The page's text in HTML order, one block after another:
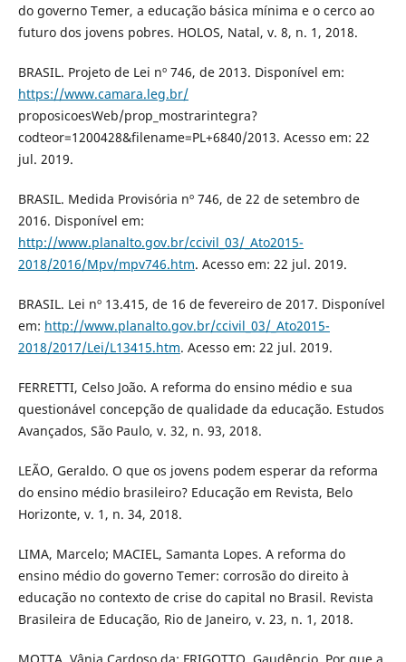
do governo Temer, a educação básica mínima e o cerco ao
futuro dos jovens pobres. HOLOS, Natal, v. 8, n. 1, 2018.
BRASIL. Projeto de Lei nº 746, de 2013. Disponível em:
https://www.camara.leg.br/
proposicoesWeb/prop_mostrarintegra?
codteor=1200428&filename=PL+6840/2013. Acesso em: 22
jul. 2019.
BRASIL. Medida Provisória nº 746, de 22 de setembro de
2016. Disponível em:
http://www.planalto.gov.br/ccivil_03/_Ato2015-
2018/2016/Mpv/mpv746.htm. Acesso em: 22 jul. 2019.
BRASIL. Lei nº 13.415, de 16 de fevereiro de 2017. Disponível
em: http://www.planalto.gov.br/ccivil_03/_Ato2015-
2018/2017/Lei/L13415.htm. Acesso em: 22 jul. 2019.
FERRETTI, Celso João. A reforma do ensino médio e sua
questionável concepção de qualidade da educação. Estudos
Avançados, São Paulo, v. 32, n. 93, 2018.
LEÃO, Geraldo. O que os jovens podem esperar da reforma
do ensino médio brasileiro? Educação em Revista, Belo
Horizonte, v. 1, n. 34, 2018.
LIMA, Marcelo; MACIEL, Samanta Lopes. A reforma do
ensino médio do governo Temer: corrosão do direito à
educação no contexto de crise do capital no Brasil. Revista
Brasileira de Educação, Rio de Janeiro, v. 23, n. 1, 2018.
MOTTA, Vânia Cardoso da; FRIGOTTO, Gaudêncio. Por que a